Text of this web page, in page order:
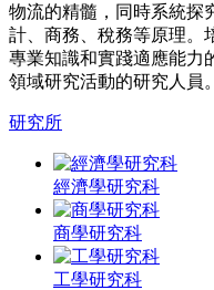
物流的精髓，同時系統探
計、商務、稅務等原理。
專業知識和實踐適應能力
領域研究活動的研究人員。
研究所
經濟學研究科
商學研究科
工學研究科